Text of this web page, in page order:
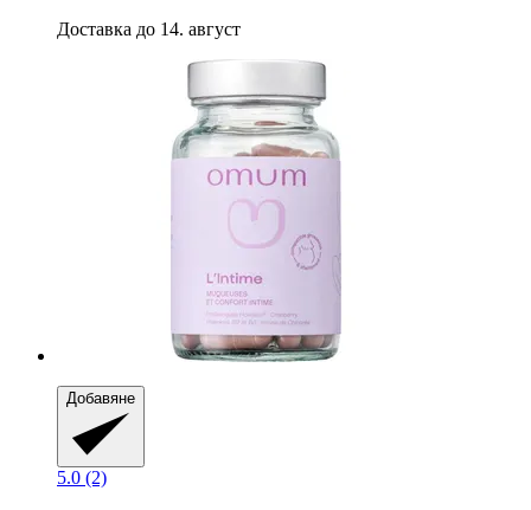
Доставка до 14. август
Добавяне
5.0 (2)